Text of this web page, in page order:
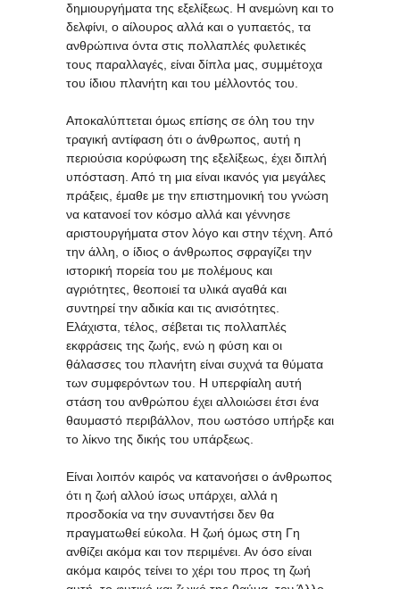
δημιουργήματα της εξελίξεως. Η ανεμώνη και το
δελφίνι, ο αίλουρος αλλά και ο γυπαετός, τα
ανθρώπινα όντα στις πολλαπλές φυλετικές
τους παραλλαγές, είναι δίπλα μας, συμμέτοχα
του ίδιου πλανήτη και του μέλλοντός του.
Αποκαλύπτεται όμως επίσης σε όλη του την
τραγική αντίφαση ότι ο άνθρωπος, αυτή η
περιούσια κορύφωση της εξελίξεως, έχει διπλή
υπόσταση. Από τη μια είναι ικανός για μεγάλες
πράξεις, έμαθε με την επιστημονική του γνώση
να κατανοεί τον κόσμο αλλά και γέννησε
αριστουργήματα στον λόγο και στην τέχνη. Από
την άλλη, ο ίδιος ο άνθρωπος σφραγίζει την
ιστορική πορεία του με πολέμους και
αγριότητες, θεοποιεί τα υλικά αγαθά και
συντηρεί την αδικία και τις ανισότητες.
Ελάχιστα, τέλος, σέβεται τις πολλαπλές
εκφράσεις της ζωής, ενώ η φύση και οι
θάλασσες του πλανήτη είναι συχνά τα θύματα
των συμφερόντων του. Η υπερφίαλη αυτή
στάση του ανθρώπου έχει αλλοιώσει έτσι ένα
θαυμαστό περιβάλλον, που ωστόσο υπήρξε και
το λίκνο της δικής του υπάρξεως.
Είναι λοιπόν καιρός να κατανοήσει ο άνθρωπος
ότι η ζωή αλλού ίσως υπάρχει, αλλά η
προσδοκία να την συναντήσει δεν θα
πραγματωθεί εύκολα. Η ζωή όμως στη Γη
ανθίζει ακόμα και τον περιμένει. Αν όσο είναι
ακόμα καιρός τείνει το χέρι του προς τη ζωή